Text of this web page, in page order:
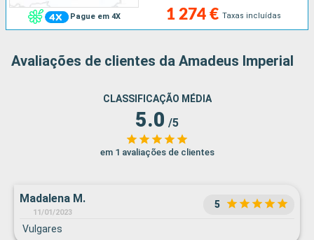
Pague em 4X 1 274 € Taxas incluídas
Avaliações de clientes da Amadeus Imperial
CLASSIFICAÇÃO MÉDIA
5.0 /5
em 1 avaliações de clientes
Madalena M.
11/01/2023
5
Vulgares